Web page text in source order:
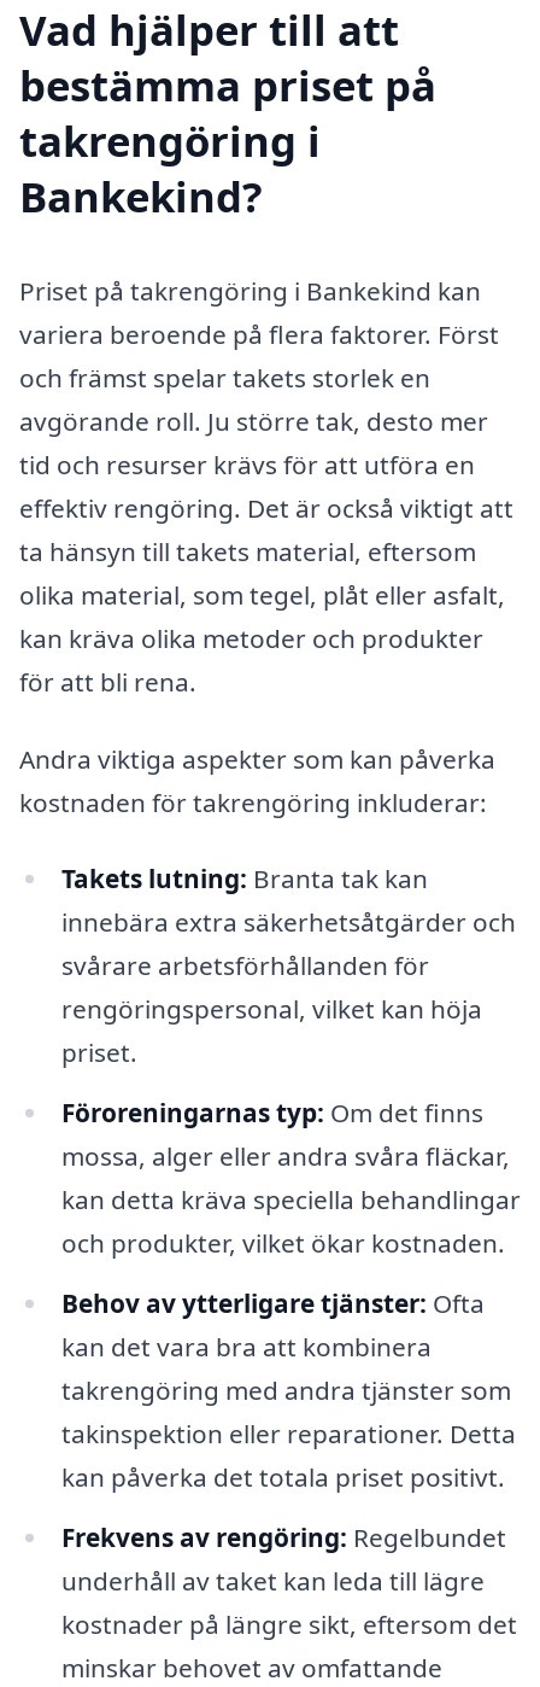
Vad hjälper till att
bestämma priset på
takrengöring i
Bankekind?
Priset på takrengöring i Bankekind kan
variera beroende på flera faktorer. Först
och främst spelar takets storlek en
avgörande roll. Ju större tak, desto mer
tid och resurser krävs för att utföra en
effektiv rengöring. Det är också viktigt att
ta hänsyn till takets material, eftersom
olika material, som tegel, plåt eller asfalt,
kan kräva olika metoder och produkter
för att bli rena.
Andra viktiga aspekter som kan påverka
kostnaden för takrengöring inkluderar:
Takets lutning: Branta tak kan
innebära extra säkerhetsåtgärder och
svårare arbetsförhållanden för
rengöringspersonal, vilket kan höja
priset.
Föroreningarnas typ: Om det finns
mossa, alger eller andra svåra fläckar,
kan detta kräva speciella behandlingar
och produkter, vilket ökar kostnaden.
Behov av ytterligare tjänster: Ofta
kan det vara bra att kombinera
takrengöring med andra tjänster som
takinspektion eller reparationer. Detta
kan påverka det totala priset positivt.
Frekvens av rengöring: Regelbundet
underhåll av taket kan leda till lägre
kostnader på längre sikt, eftersom det
minskar behovet av omfattande